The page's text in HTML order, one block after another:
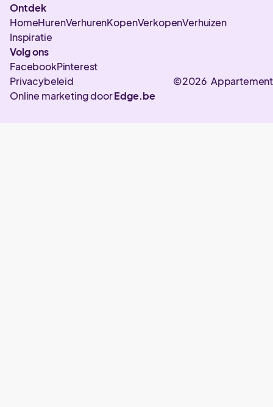
Ontdek
HomeHurenVerhurenKopenVerkopenVerhuizen
Inspiratie
Volg ons
FacebookPinterest
©2026
Privacybeleid
Online marketing doorEdge.be